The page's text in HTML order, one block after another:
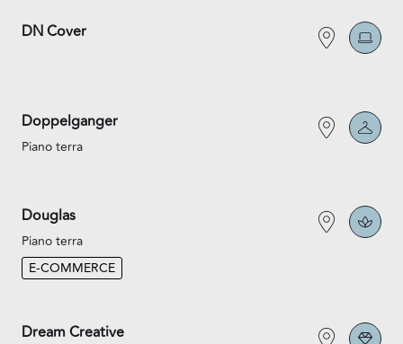
DN Cover
Doppelganger
Piano terra
Douglas
Piano terra
E-COMMERCE
Dream Creative